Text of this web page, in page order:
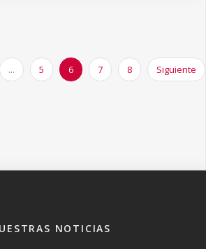
... 5 6 7 8 Siguiente
NOTICIAS